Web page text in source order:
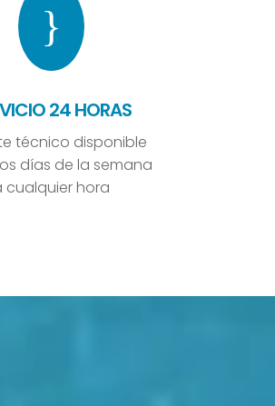
}
24 HORAS
técnico disponible
días de la semana
cualquier hora